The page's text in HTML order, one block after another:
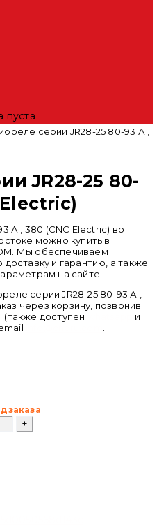
пуста
серии JR28-25 80-93 А ,
JR28-25 80-
А , 380 (CNC Electric) во
можно купить в
Мы обеспечиваем
и гарантию, а также
на сайте.
серии JR28-25 80-93 А ,
через корзину, позвонив
(также доступен
и